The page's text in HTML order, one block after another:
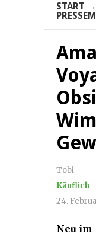
START →
Tobi
Käuflich
24.
Neu im